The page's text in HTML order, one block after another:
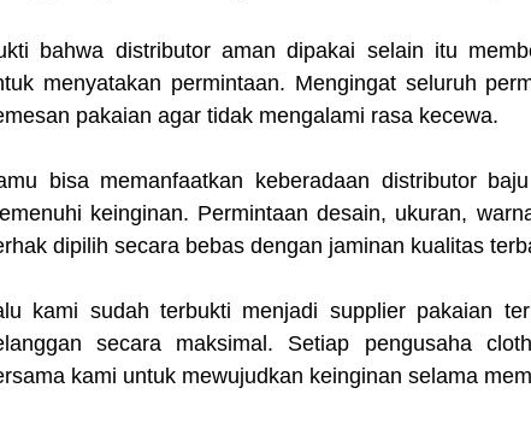
bahwa distributor aman dipakai selain itu
menyatakan permintaan. Mengingat seluruh
pakaian agar tidak mengalami rasa kecewa.
bisa memanfaatkan keberadaan distributor
keinginan. Permintaan desain, ukuran,
dipilih secara bebas dengan jaminan kualitas
kami sudah terbukti menjadi supplier pakaian
secara maksimal. Setiap pengusaha
kami untuk mewujudkan keinginan selama